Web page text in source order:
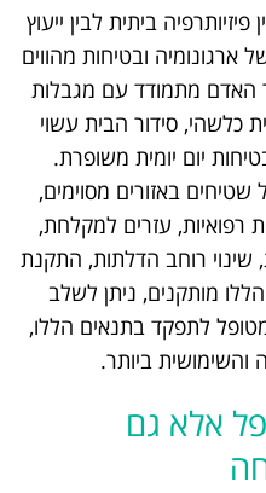
ביתית לבין ייעוץ
ארגונומיה ובטיחות מהווים
האדם מתמודד עם מגבלות
כלשהי, סידור הבית עשוי
יום יומית משופרת.
שטיחים באזורים מסוימים,
רפואיות, עזרים למקלחת,
שינוי רוחב הדלתות, התקנת
מותקנים, ניתן לשלב
לתפקד בתנאים הללו,
ביותר.
אלא גם